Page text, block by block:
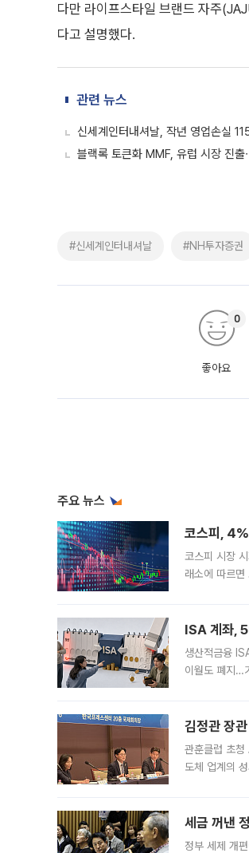
다만 라이프스타일 브랜드 자주
다고 설명했다.
관련 뉴스
신세계인터내셔날, 작년 영업손실
블랙록 토큰화 MMF, 유럽 시장 진출
#신세계인터내셔날 #NH투자증권
좋아요
0
주요 뉴스
코스피,
코스피 시장
래소에 따르
ISA 계좌,
생산적금융
이월도 폐지…
김정관 장
관훈클럽 초청
도체 업계의
세금 꺼낸
정부 세제 개